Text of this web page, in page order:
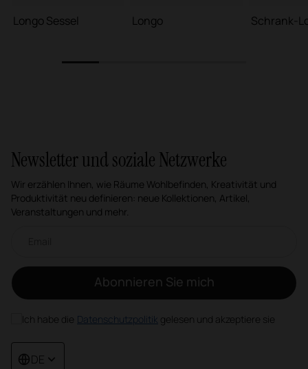
Longo Sessel Longo Schrank-
Newsletter und soziale Netzwerke
Wir erzählen Ihnen, wie Räume Wohlbefinden, Kreativität und
Produktivität neu definieren: neue Kollektionen, Artikel,
Veranstaltungen und mehr.
Abonnieren Sie mich
Ich habe die Datenschutzpolitik gelesen und akzeptiere sie
DE